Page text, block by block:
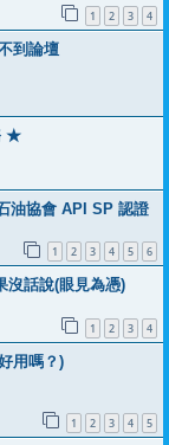
1 2 3 4
到論壇
★
油協會 API SP 認證
1 2 3 4 5 6
沒話說(眼見為憑)
1 2 3 4
用嗎？)
1 2 3 4 5